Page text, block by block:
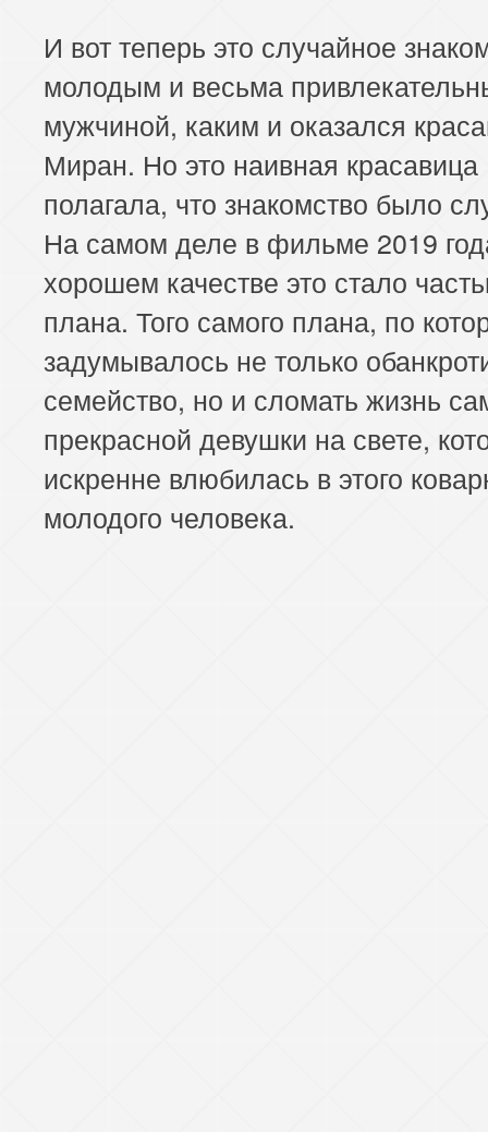
И вот теперь это случайное
молодым и весьма
мужчиной, каким и оказался
Миран. Но это наивная
полагала, что знакомство было
На самом деле в фильме 2019
хорошем качестве это стало
плана. Того самого плана, по
задумывалось не только
семейство, но и сломать жизнь
прекрасной девушки на свете,
искренне влюбилась в этого
молодого человека.